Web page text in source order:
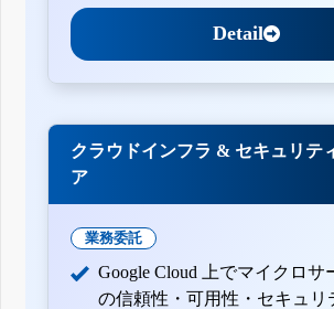
Detail
クラウドインフラ & セキュリテ
ア
業務委託
Google Cloud 上でマイクロサ
の信頼性・可用性・セキュリ